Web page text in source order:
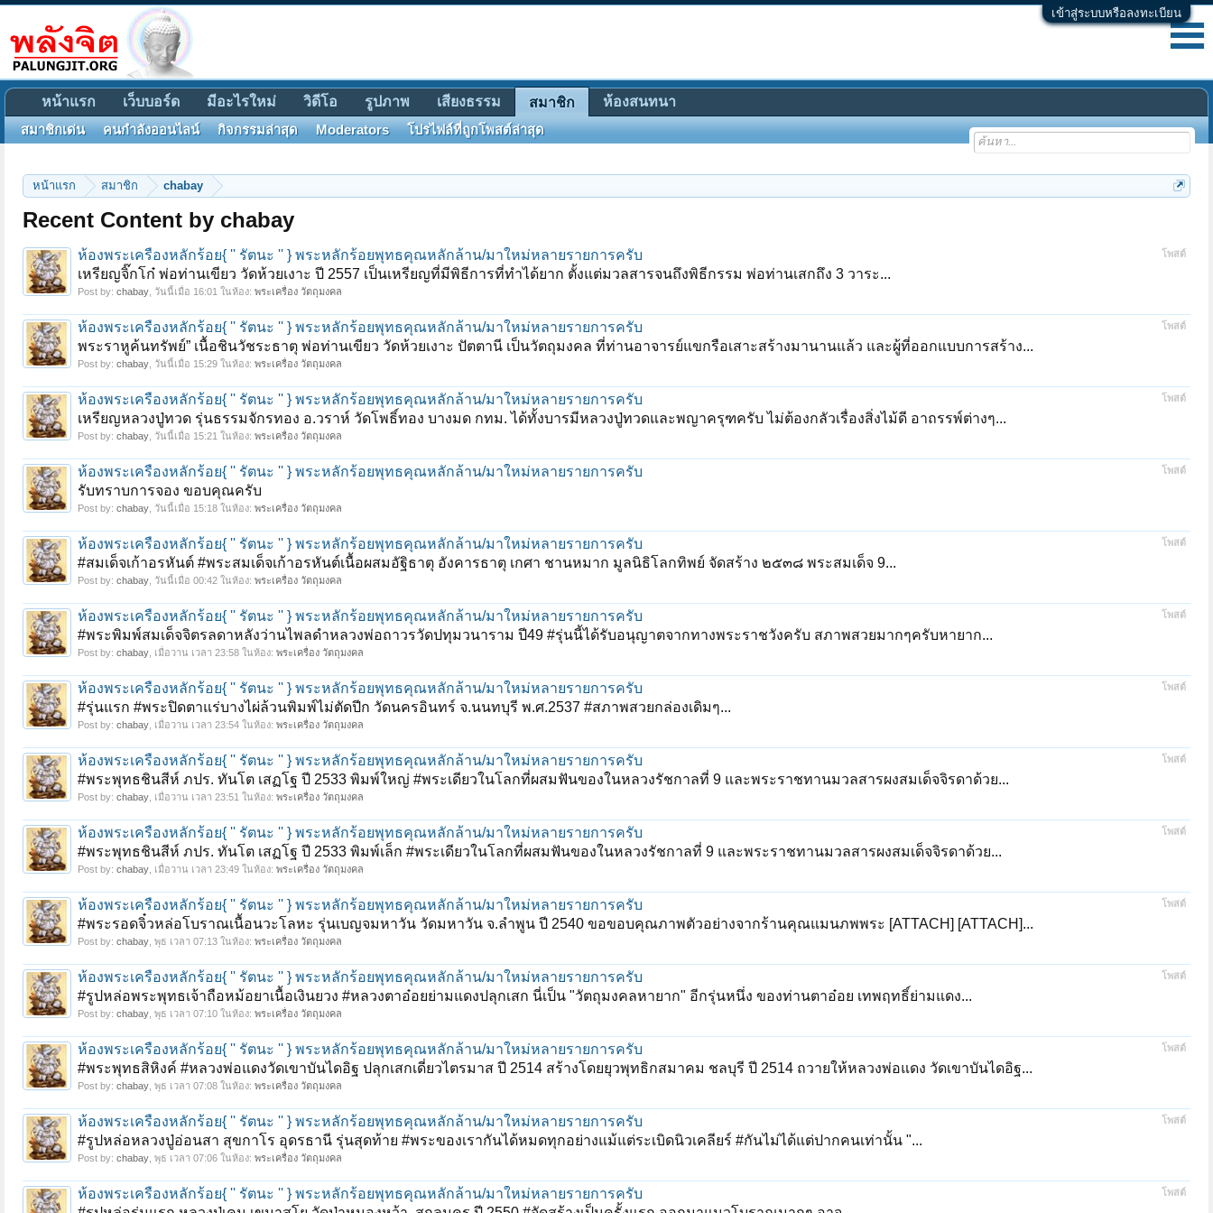
เข้าสู่ระบบหรือลงทะเบียน
หน้าแรก สมาชิก chabay
Recent Content by chabay
โพสต์
ห้องพระเครื่องหลักร้อย{ '' รัตนะ '' } พระหลักร้อยพุทธคุณหลักล้าน/มาใหม่หลายรายการครับ
เหรียญจิ๊กโก๋ พ่อท่านเขียว วัดห้วยเงาะ ปี 2557 เป็นเหรียญที่มีพิธีการที่ทำได้ยาก ตั้งแต่มวลสารจนถึงพิธีกรรม พ่อท่านเสกถึง 3 วาระ...
Post by: chabay วันนี้เมื่อ 16:01 ในห้อง: พระเครื่อง วัตถุมงคล
โพสต์
ห้องพระเครื่องหลักร้อย{ '' รัตนะ '' } พระหลักร้อยพุทธคุณหลักล้าน/มาใหม่หลายรายการครับ
พระราหูค้นทรัพย์” เนื้อชินวัชระธาตุ พ่อท่านเขียว วัดห้วยเงาะ ปัตตานี เป็นวัตถุมงคล ที่ท่านอาจารย์แขกรือเสาะสร้างมานานแล้ว และผู้ที่ออกแบบการสร้าง...
Post by: chabay วันนี้เมื่อ 15:29 ในห้อง: พระเครื่อง วัตถุมงคล
โพสต์
ห้องพระเครื่องหลักร้อย{ '' รัตนะ '' } พระหลักร้อยพุทธคุณหลักล้าน/มาใหม่หลายรายการครับ
เหรียญหลวงปู่ทวด รุ่นธรรมจักรทอง อ.วราห์ วัดโพธิ์ทอง บางมด กทม. ได้ทั้งบารมีหลวงปู่ทวดและพญาครุฑครับ ไม่ต้องกลัวเรื่องสิ่งไม้ดี อาถรรพ์ต่างๆ...
Post by: chabay วันนี้เมื่อ 15:21 ในห้อง: พระเครื่อง วัตถุมงคล
โพสต์
ห้องพระเครื่องหลักร้อย{ '' รัตนะ '' } พระหลักร้อยพุทธคุณหลักล้าน/มาใหม่หลายรายการครับ
รับทราบการจอง ขอบคุณครับ
Post by: chabay วันนี้เมื่อ 15:18 ในห้อง: พระเครื่อง วัตถุมงคล
โพสต์
ห้องพระเครื่องหลักร้อย{ '' รัตนะ '' } พระหลักร้อยพุทธคุณหลักล้าน/มาใหม่หลายรายการครับ
#สมเด็จเก้าอรหันต์ #พระสมเด็จเก้าอรหันต์เนื้อผสมอัฐิธาตุ อังคารธาตุ เกศา ชานหมาก มูลนิธิโลกทิพย์ จัดสร้าง ๒๕๓๘ พระสมเด็จ 9...
Post by: chabay วันนี้เมื่อ 00:42 ในห้อง: พระเครื่อง วัตถุมงคล
โพสต์
ห้องพระเครื่องหลักร้อย{ '' รัตนะ '' } พระหลักร้อยพุทธคุณหลักล้าน/มาใหม่หลายรายการครับ
#พระพิมพ์สมเด็จจิตรลดาหลังว่านไพลดำหลวงพ่อถาวรวัดปทุมวนาราม ปี49 #รุ่นนี้ได้รับอนุญาตจากทางพระราชวังครับ สภาพสวยมากๆครับหายาก...
Post by: chabay เมื่อวาน เวลา 23:58 ในห้อง: พระเครื่อง วัตถุมงคล
โพสต์
ห้องพระเครื่องหลักร้อย{ '' รัตนะ '' } พระหลักร้อยพุทธคุณหลักล้าน/มาใหม่หลายรายการครับ
#รุ่นแรก #พระปิดตาแร่บางไผ่ล้วนพิมพ์ไม่ตัดปีก วัดนครอินทร์ จ.นนทบุรี พ.ศ.2537 #สภาพสวยกล่องเดิมๆ...
Post by: chabay เมื่อวาน เวลา 23:54 ในห้อง: พระเครื่อง วัตถุมงคล
โพสต์
ห้องพระเครื่องหลักร้อย{ '' รัตนะ '' } พระหลักร้อยพุทธคุณหลักล้าน/มาใหม่หลายรายการครับ
#พระพุทธชินสีห์ ภปร. ทันโต เสฏโฐ ปี 2533 พิมพ์ใหญ่ #พระเดียวในโลกที่ผสมฟันของในหลวงรัชกาลที่ 9 และพระราชทานมวลสารผงสมเด็จจิรดาด้วย...
Post by: chabay เมื่อวาน เวลา 23:51 ในห้อง: พระเครื่อง วัตถุมงคล
โพสต์
ห้องพระเครื่องหลักร้อย{ '' รัตนะ '' } พระหลักร้อยพุทธคุณหลักล้าน/มาใหม่หลายรายการครับ
#พระพุทธชินสีห์ ภปร. ทันโต เสฏโฐ ปี 2533 พิมพ์เล็ก #พระเดียวในโลกที่ผสมฟันของในหลวงรัชกาลที่ 9 และพระราชทานมวลสารผงสมเด็จจิรดาด้วย...
Post by: chabay เมื่อวาน เวลา 23:49 ในห้อง: พระเครื่อง วัตถุมงคล
โพสต์
ห้องพระเครื่องหลักร้อย{ '' รัตนะ '' } พระหลักร้อยพุทธคุณหลักล้าน/มาใหม่หลายรายการครับ
#พระรอดจิ๋วหล่อโบราณเนื้อนวะโลหะ รุ่นเบญจมหาวัน วัดมหาวัน จ.ลำพูน ปี 2540 ขอขอบคุณภาพตัวอย่างจากร้านคุณแมนภพพระ [ATTACH] [ATTACH]...
Post by: chabay พุธ เวลา 07:13 ในห้อง: พระเครื่อง วัตถุมงคล
โพสต์
ห้องพระเครื่องหลักร้อย{ '' รัตนะ '' } พระหลักร้อยพุทธคุณหลักล้าน/มาใหม่หลายรายการครับ
#รูปหล่อพระพุทธเจ้าถือหม้อยาเนื้อเงินยวง #หลวงตาอ๋อยย่ามแดงปลุกเสก นี่เป็น "วัตถุมงคลหายาก" อีกรุ่นหนึ่ง ของท่านตาอ๋อย เทพฤทธิ์ย่ามแดง...
Post by: chabay พุธ เวลา 07:10 ในห้อง: พระเครื่อง วัตถุมงคล
โพสต์
ห้องพระเครื่องหลักร้อย{ '' รัตนะ '' } พระหลักร้อยพุทธคุณหลักล้าน/มาใหม่หลายรายการครับ
#พระพุทธสิหิงค์ #หลวงพ่อแดงวัดเขาบันไดอิฐ ปลุกเสกเดี่ยวไตรมาส ปี 2514 สร้างโดยยุวพุทธิกสมาคม ชลบุรี ปี 2514 ถวายให้หลวงพ่อแดง วัดเขาบันไดอิฐ...
Post by: chabay พุธ เวลา 07:08 ในห้อง: พระเครื่อง วัตถุมงคล
โพสต์
ห้องพระเครื่องหลักร้อย{ '' รัตนะ '' } พระหลักร้อยพุทธคุณหลักล้าน/มาใหม่หลายรายการครับ
#รูปหล่อหลวงปู่อ่อนสา สุขกาโร อุดรธานี รุ่นสุดท้าย #พระของเรากันได้หมดทุกอย่างแม้แต่ระเบิดนิวเคลียร์ #กันไม่ได้แต่ปากคนเท่านั้น "...
Post by: chabay พุธ เวลา 07:06 ในห้อง: พระเครื่อง วัตถุมงคล
โพสต์
ห้องพระเครื่องหลักร้อย{ '' รัตนะ '' } พระหลักร้อยพุทธคุณหลักล้าน/มาใหม่หลายรายการครับ
หน้าแรก เว็บบอร์ด มีอะไรใหม่ วิดีโอ รูปภาพ เสียงธรรม สมาชิก
สมาชิกเด่น คนกำลังออนไลน์ กิจกรรมล่าสุด Moderators โปรไฟล์ที่ถูกโพสต์ล่าสุด
ห้องสนทนา